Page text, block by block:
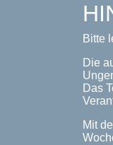
Bitte
Die
Das
Mit